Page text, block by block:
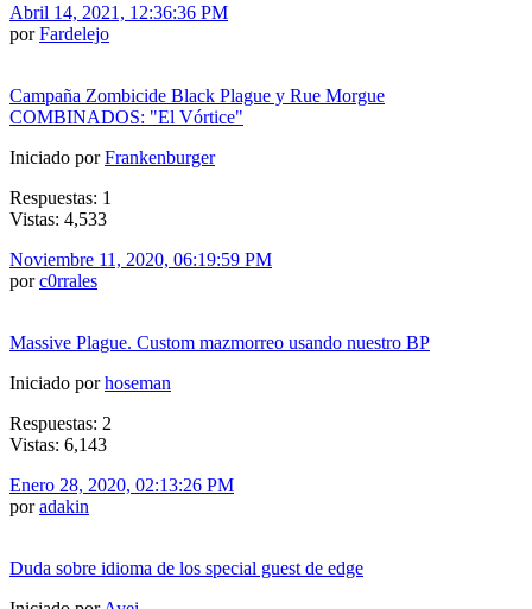
Abril 14, 2021, 12:36:36 PM
porFardelejo
Campaña Zombicide Black Plague y Rue Morgue
COMBINADOS: "El Vórtice"
Iniciado porFrankenburger
Respuestas: 1
Vistas: 4,533
Noviembre 11, 2020, 06:19:59 PM
porc0rrales
Massive Plague. Custom mazmorreo usando nuestro BP
Iniciado porhoseman
Respuestas: 2
Vistas: 6,143
Enero 28, 2020, 02:13:26 PM
poradakin
Duda sobre idioma de los special guest de edge